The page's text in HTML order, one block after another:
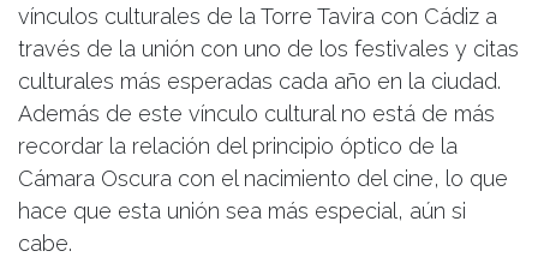
vínculos culturales de la Torre Tavira con Cádiz a
través de la unión con uno de los festivales y citas
culturales más esperadas cada año en la ciudad.
Además de este vínculo cultural no está de más
recordar la relación del principio óptico de la
Cámara Oscura con el nacimiento del cine, lo que
hace que esta unión sea más especial, aún si
cabe.